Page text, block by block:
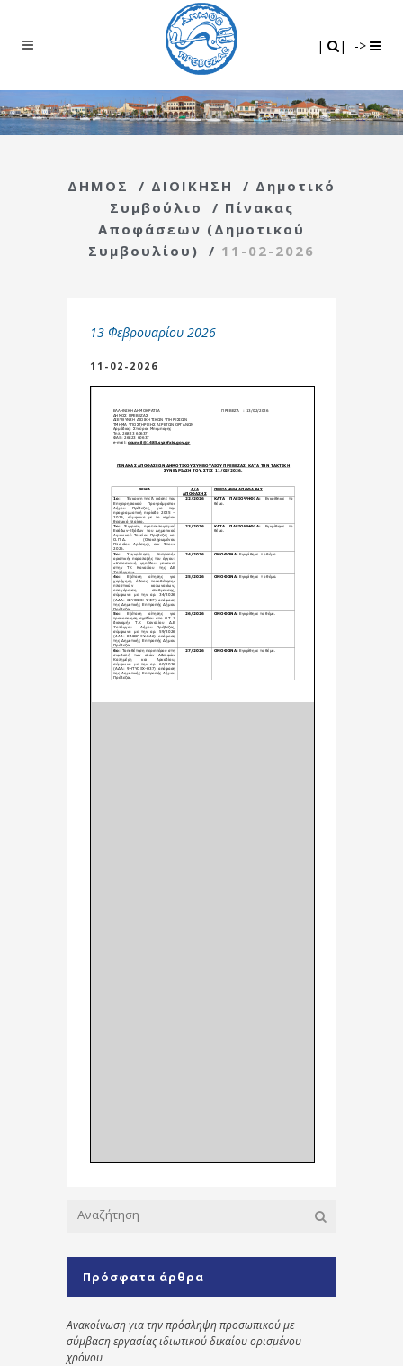
| | ->
ΔΗΜΟΣ / ΔΙΟΙΚΗΣΗ / Δημοτικό
Συμβούλιο
/ Πίνακας
Αποφάσεων (Δημοτικού
Συμβουλίου)
/ 11-02-2026
13 Φεβρουαρίου 2026
11-02-2026
Πρόσφατα άρθρα
Ανακοίνωση για την πρόσληψη προσωπικού με
σύμβαση εργασίας ιδιωτικού δικαίου ορισμένου
χρόνου